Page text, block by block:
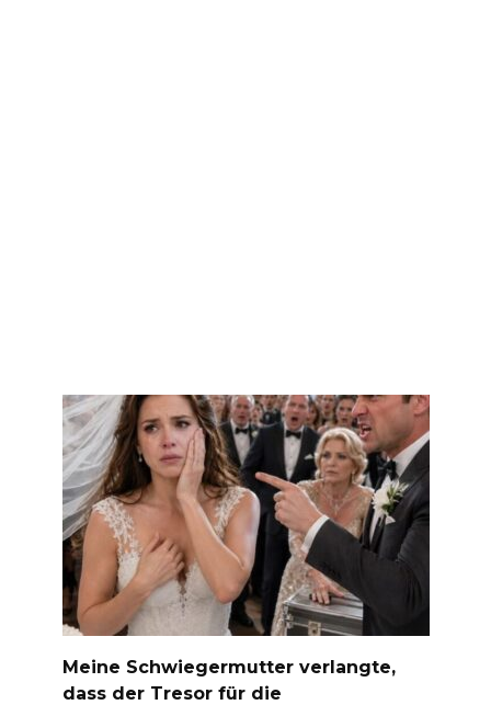
Meine Schwiegermutter verlangte,
dass der Tresor für die